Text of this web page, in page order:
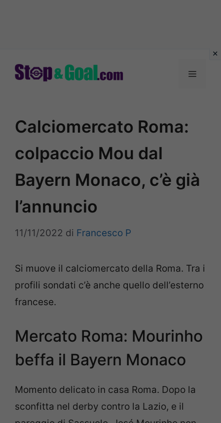
Menu
Calciomercato Roma:
colpaccio Mou dal
Bayern Monaco, c’è già
l’annuncio
11/11/2022 di Francesco P
Si muove il calciomercato della Roma. Tra i
profili sondati c’è anche quello dell’esterno
francese.
Mercato Roma: Mourinho
beffa il Bayern Monaco
Momento delicato in casa Roma. Dopo la
sconfitta nel derby contro la Lazio, e il